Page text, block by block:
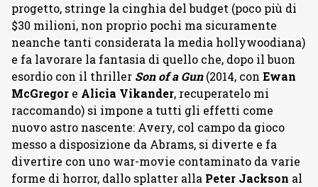
progetto, stringe la cinghia del budget (poco più di
$30 milioni, non proprio pochi ma sicuramente
neanche tanti considerata la media hollywoodiana)
e fa lavorare la fantasia di quello che, dopo il buon
esordio con il thriller Son of a Gun(2014, con Ewan
McGregor e Alicia Vikander, recuperatelo mi
raccomando) si impone a tutti gli effetti come
nuovo astro nascente: Avery, col campo da gioco
messo a disposizione da Abrams, si diverte e fa
divertire con uno war-movie contaminato da varie
forme di horror, dallo splatter alla Peter Jackson al